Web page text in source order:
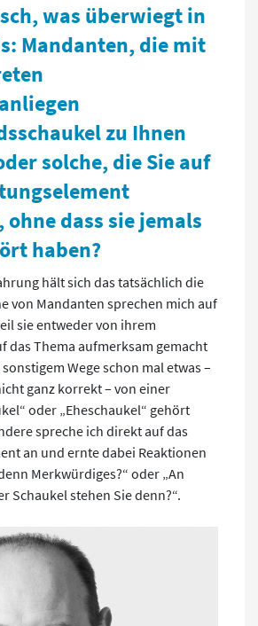
was überwiegt in
Mandanten, die mit
zu Ihnen
solche, die Sie auf
dass sie jemals
haben?
hält sich das tatsächlich die
von Mandanten sprechen mich auf
sie entweder von ihrem
das Thema aufmerksam gemacht
Wege schon mal etwas –
ganz korrekt – von einer
oder „Eheschaukel“ gehört
spreche ich direkt auf das
an und ernte dabei Reaktionen
Merkwürdiges?“ oder „An
Schaukel stehen Sie denn?“.